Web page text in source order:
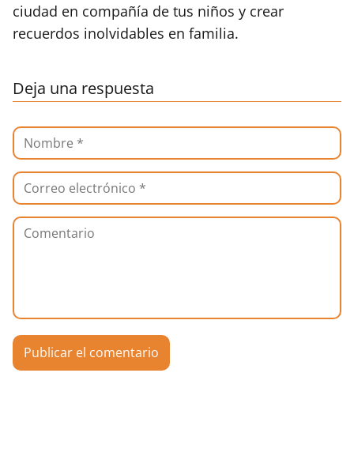
ciudad en compañía de tus niños y crear
recuerdos inolvidables en familia.
Deja una respuesta